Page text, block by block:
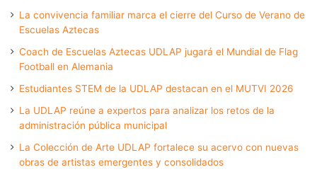
La convivencia familiar marca el cierre del Curso de Verano de
Escuelas Aztecas
Coach de Escuelas Aztecas UDLAP jugará el Mundial de Flag
Football en Alemania
Estudiantes STEM de la UDLAP destacan en el MUTVI 2026
La UDLAP reúne a expertos para analizar los retos de la
administración pública municipal
La Colección de Arte UDLAP fortalece su acervo con nuevas
obras de artistas emergentes y consolidados